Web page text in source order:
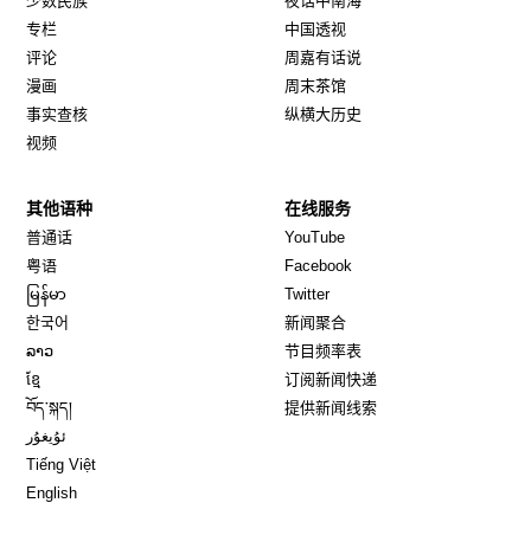
专栏
评论
漫画
事实查核
视频
中国透视
周嘉有话说
周末茶馆
纵横大历史
其他语种
普通话
粤语
မြန်မာ
한국어
ລາວ
ខ្មែ
བོད་སྐད།
ئۇيغۇر
Tiếng Việt
English
在线服务
YouTube
Facebook
TwitterOpens in new window
新闻聚合
节目频率表
订阅新闻快递
提供新闻线索